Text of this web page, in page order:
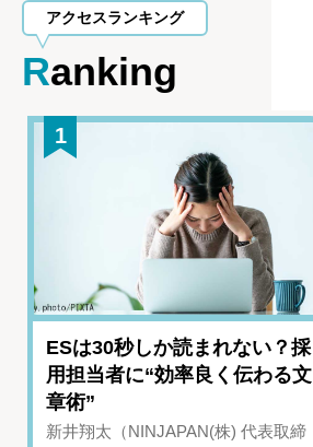
アクセスランキング
Ranking
1
ESは30秒しか読まれない？採
用担当者に“効率良く伝わる文
章術”
新井翔太（NINJAPAN(株) 代表取締